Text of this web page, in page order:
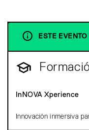
ESTE
InNOVA Xperience
Innovación inmersiva